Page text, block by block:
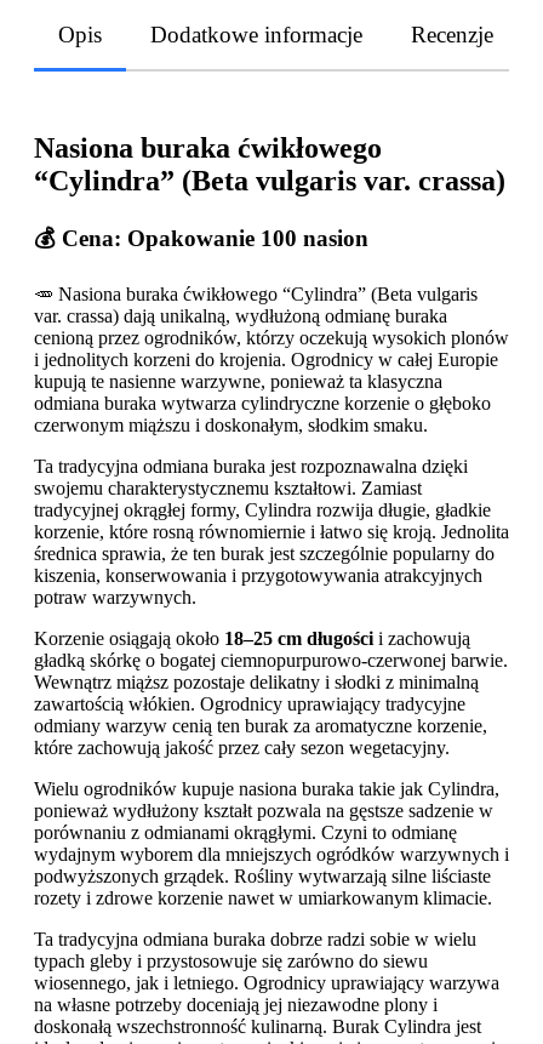
Opis Dodatkowe informacje Recenzje
Nasiona buraka ćwikłowego
“Cylindra” (Beta vulgaris var. crassa)
💰 Cena: Opakowanie 100 nasion
🥕 Nasiona buraka ćwikłowego “Cylindra” (Beta vulgaris
var. crassa) dają unikalną, wydłużoną odmianę buraka
cenioną przez ogrodników, którzy oczekują wysokich plonów
i jednolitych korzeni do krojenia. Ogrodnicy w całej Europie
kupują te nasienne warzywne, ponieważ ta klasyczna
odmiana buraka wytwarza cylindryczne korzenie o głęboko
czerwonym miąższu i doskonałym, słodkim smaku.
Ta tradycyjna odmiana buraka jest rozpoznawalna dzięki
swojemu charakterystycznemu kształtowi. Zamiast
tradycyjnej okrągłej formy, Cylindra rozwija długie, gładkie
korzenie, które rosną równomiernie i łatwo się kroją. Jednolita
średnica sprawia, że ten burak jest szczególnie popularny do
kiszenia, konserwowania i przygotowywania atrakcyjnych
potraw warzywnych.
Korzenie osiągają około 18–25 cm długości i zachowują
gładką skórkę o bogatej ciemnopurpurowo-czerwonej barwie.
Wewnątrz miąższ pozostaje delikatny i słodki z minimalną
zawartością włókien. Ogrodnicy uprawiający tradycyjne
odmiany warzyw cenią ten burak za aromatyczne korzenie,
które zachowują jakość przez cały sezon wegetacyjny.
Wielu ogrodników kupuje nasiona buraka takie jak Cylindra,
ponieważ wydłużony kształt pozwala na gęstsze sadzenie w
porównaniu z odmianami okrągłymi. Czyni to odmianę
wydajnym wyborem dla mniejszych ogródków warzywnych i
podwyższonych grządek. Rośliny wytwarzają silne liściaste
rozety i zdrowe korzenie nawet w umiarkowanym klimacie.
Ta tradycyjna odmiana buraka dobrze radzi sobie w wielu
typach gleby i przystosowuje się zarówno do siewu
wiosennego, jak i letniego. Ogrodnicy uprawiający warzywa
na własne potrzeby doceniają jej niezawodne plony i
doskonałą wszechstronność kulinarną. Burak Cylindra jest